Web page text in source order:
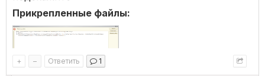
Прикрепленные файлы:
+ – Ответить 1